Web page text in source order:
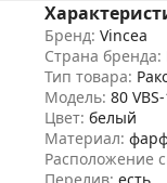
Бренд: Vincea
Страна бренда:
Тип товара:
Модель: 80
Цвет: белый
Материал:
Расположение